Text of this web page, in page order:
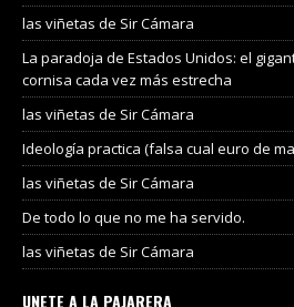
las viñetas de Sir Cámara
La paradoja de Estados Unidos: el
cornisa cada vez más estrecha
las viñetas de Sir Cámara
Ideología practica (falsa cual euro de
las viñetas de Sir Cámara
De todo lo que no me ha servido.
las viñetas de Sir Cámara
UNETE A LA PAJARERA